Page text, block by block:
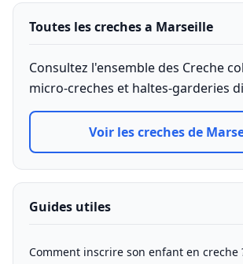
Toutes les creches a Marseille
Consultez l'ensemble des Creche
micro-creches et haltes-garderies
Voir les creches de
Guides utiles
Comment inscrire son enfant en creche